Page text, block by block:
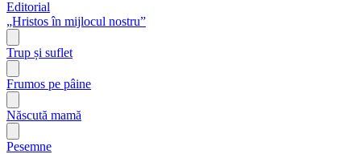
Editorial
„Hristos în mijlocul nostru”
Trup și suflet
Frumos pe pâine
Născută mamă
Pesemne